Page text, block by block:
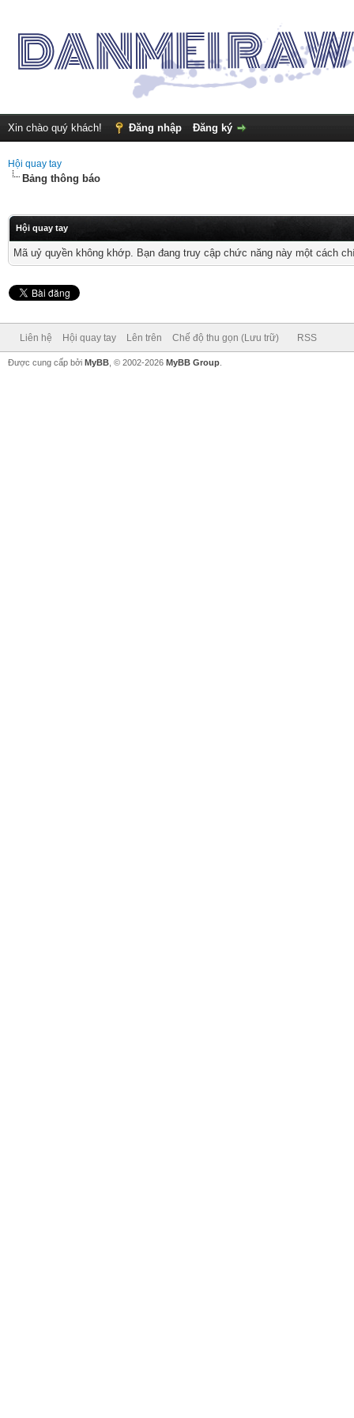
Xin chào quý khách! Đăng nhập Đăng ký
Hội quay tay
Bảng thông báo
Hội quay tay
Mã uỷ quyền không khớp. Bạn đang truy cập chức năng này một cách
Liên hệ Hội quay tay Lên trên Chế độ thu gọn (Lưu trữ) RSS
Được cung cấp bởi MyBB , © 2002-2026 MyBB Group